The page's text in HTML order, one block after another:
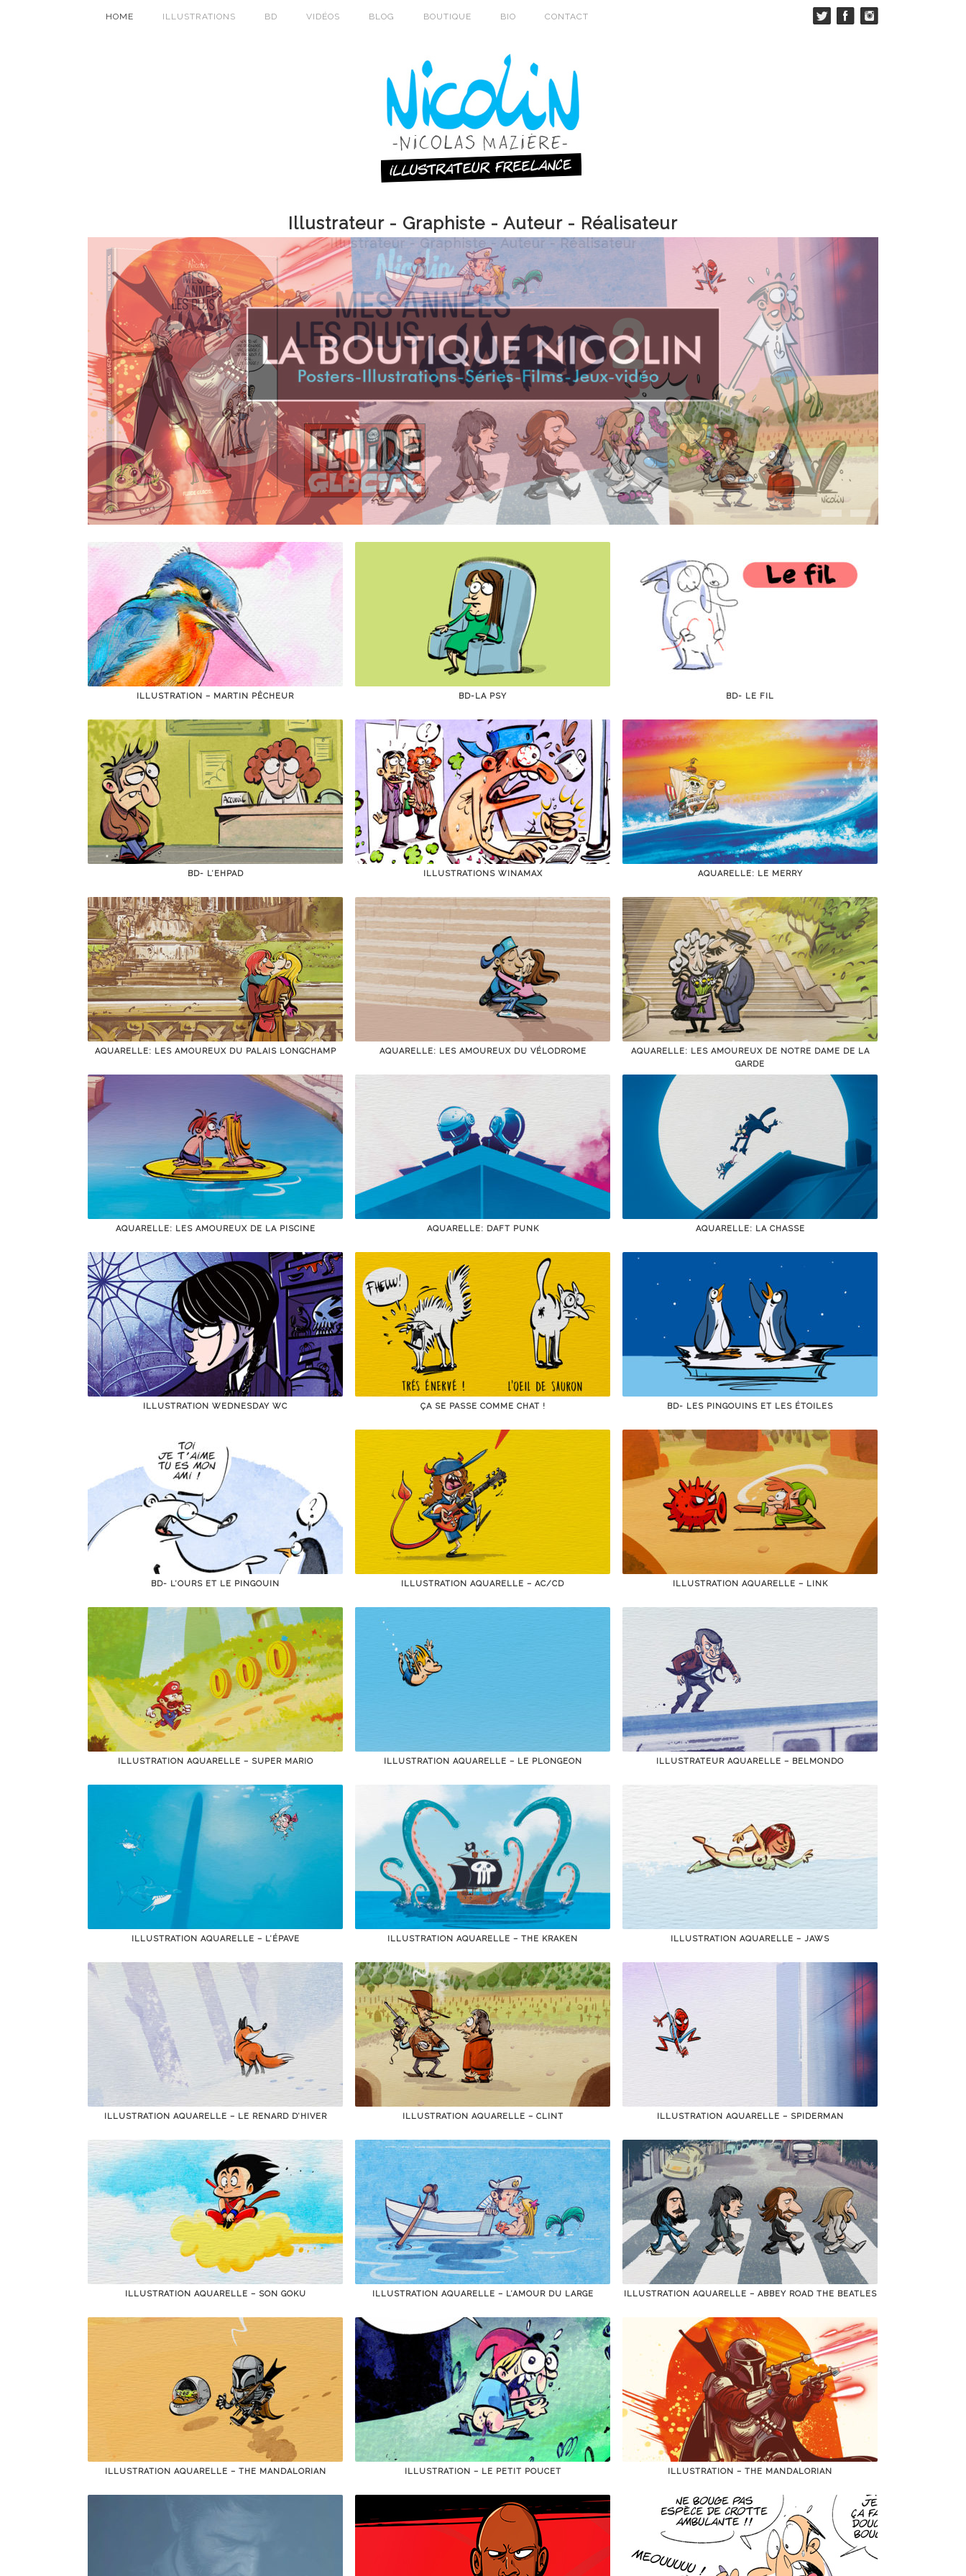
HOME ILLUSTRATIONS BD VIDÉOS BLOG BOUTIQUE BIO CONTACT
Illustrateur - Graphiste - Auteur - Réalisateur
Illustrateur - Graphiste - Auteur - Réalisateur
ILLUSTRATION – MARTIN PÊCHEUR BD-LA PSY BD- LE FIL
BD- L’EHPAD ILLUSTRATIONS WINAMAX AQUARELLE: LE MERRY
AQUARELLE: LES AMOUREUX DU PALAIS LONGCHAMP AQUARELLE: LES AMOUREUX DU VÉLODROME
AQUARELLE: LES AMOUREUX DE NOTRE DAME DE LA
GARDE
AQUARELLE: LES AMOUREUX DE LA PISCINE AQUARELLE: DAFT PUNK AQUARELLE: LA CHASSE
ILLUSTRATION WEDNESDAY WC ÇA SE PASSE COMME CHAT ! BD- LES PINGOUINS ET LES ÉTOILES
BD- L’OURS ET LE PINGOUIN ILLUSTRATION AQUARELLE – AC/CD ILLUSTRATION AQUARELLE – LINK
ILLUSTRATION AQUARELLE – SUPER MARIO ILLUSTRATION AQUARELLE – LE PLONGEON ILLUSTRATEUR AQUARELLE – BELMONDO
ILLUSTRATION AQUARELLE – L’ÉPAVE ILLUSTRATION AQUARELLE – THE KRAKEN ILLUSTRATION AQUARELLE – JAWS
ILLUSTRATION AQUARELLE – LE RENARD D’HIVER ILLUSTRATION AQUARELLE – CLINT ILLUSTRATION AQUARELLE – SPIDERMAN
ILLUSTRATION AQUARELLE – SON GOKU ILLUSTRATION AQUARELLE – L’AMOUR DU LARGE ILLUSTRATION AQUARELLE – ABBEY ROAD THE BEATLES
ILLUSTRATION AQUARELLE – THE MANDALORIAN ILLUSTRATION – LE PETIT POUCET ILLUSTRATION – THE MANDALORIAN